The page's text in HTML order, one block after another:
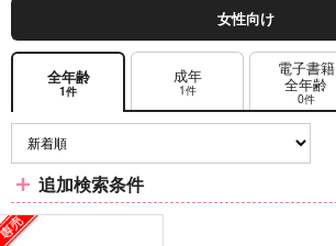
女性向け
全年齢
1件
成年
1件
電子書籍
全年齢
0件
追加検索条件